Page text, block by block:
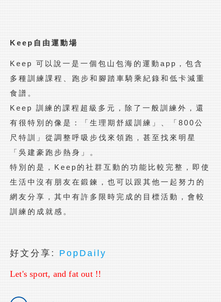
Keep 自由運動場
Keep 可以說一是一個包山包海的運動app，包含
多種訓練課程、跑步和腳踏車騎乘紀錄和低卡減重
食譜。
Keep 訓練的課程超級多元，除了一般訓練外，還
有很特別的像是：「生理期舒緩訓練」、「800公
尺特訓」從調整呼吸步伐來領跑，甚至找來明星
「吳建豪跑步熱身」。
特別的是，Keep的社群互動的功能比較完整，即使
生活中沒有朋友在鍛鍊，也可以跟其他一起努力的
網友分享，其中有許多限時完成的目標活動，會較
訓練的成就感。
好文分享: PopDaily
Let's sport, and fat out !!